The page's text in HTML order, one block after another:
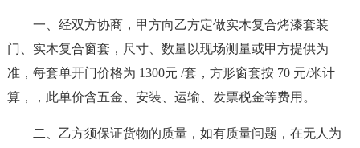
一、经双方协商，甲方向乙方定做实木复合烤漆套装
门、实木复合窗套，尺寸、数量以现场测量或甲方提供为
准，每套单开门价格为 1300元 /套，方形窗套按 70 元/米计
算，，此单价含五金、安装、运输、发票税金等费用。
二、乙方须保证货物的质量，如有质量问题，在无人为